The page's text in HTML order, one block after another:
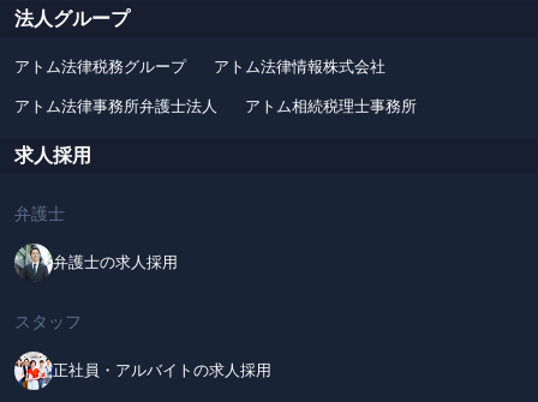
法人グループ
アトム法律税務グループ アトム法律情報株式会社
アトム法律事務所弁護士法人 アトム相続税理士事務所
求人採用
弁護士
弁護士の求人採用
スタッフ
正社員・アルバイトの求人採用